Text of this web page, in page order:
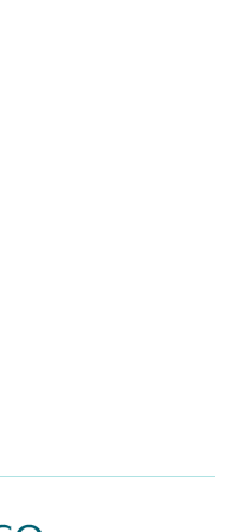
tapotez délicatement
Au coucher, laissez le
l’épiderme pendant
routine de soin avec
Zoom sur notre